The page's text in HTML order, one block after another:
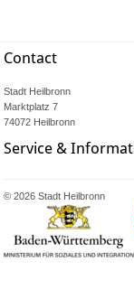
Contact
Stadt Heilbronn
Marktplatz 7
74072 Heilbronn
Service &
© 2026 Stadt Heilbronn